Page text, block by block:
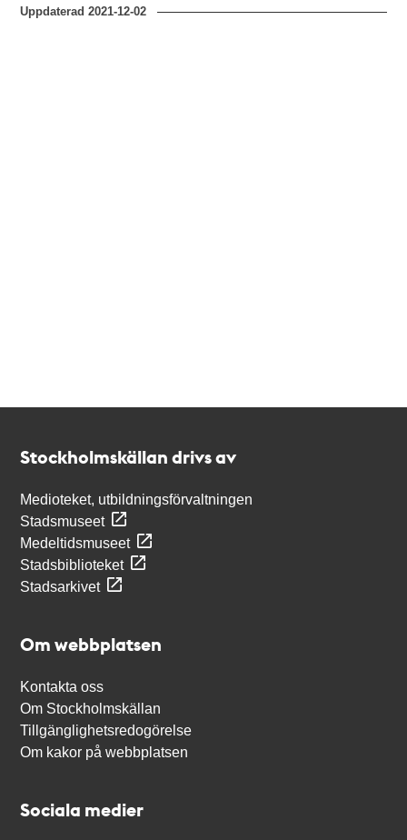
Uppdaterad2021-12-02
Stockholmskällan drivs av
Medioteket, utbildningsförvaltningen
Stadsmuseet
Medeltidsmuseet
Stadsbiblioteket
Stadsarkivet
Om webbplatsen
Kontakta oss
Om Stockholmskällan
Tillgänglighetsredogörelse
Om kakor på webbplatsen
Sociala medier